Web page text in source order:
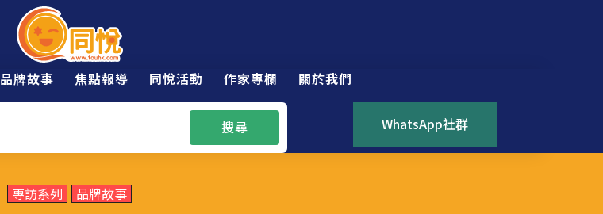
品牌故事 焦點報導 同悅活動 作家專欄 關於我們
搜尋 WhatsApp社群
專訪系列 品牌故事